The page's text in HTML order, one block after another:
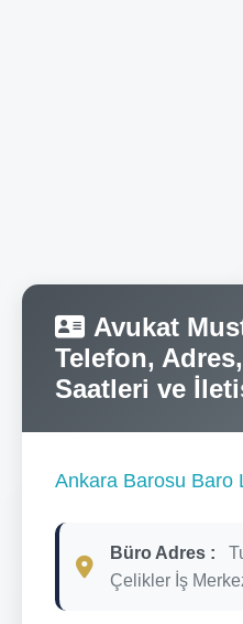
Avukat
Telefon,
Saatleri ve
Ankara Barosu Baro
Büro Adres :
Çelikler İş